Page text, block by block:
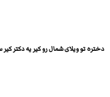
دختره تو ویلای شمال رو کیر یه دکتر